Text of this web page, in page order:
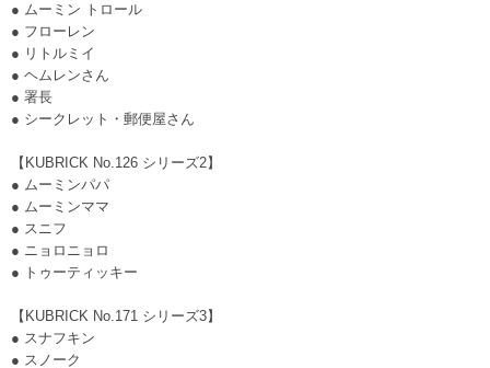
● ムーミン トロール
● フローレン
● リトルミイ
● ヘムレンさん
● 署長
● シークレット・郵便屋さん
【KUBRICK No.126 シリーズ2】
● ムーミンパパ
● ムーミンママ
● スニフ
● ニョロニョロ
● トゥーティッキー
【KUBRICK No.171 シリーズ3】
● スナフキン
● スノーク